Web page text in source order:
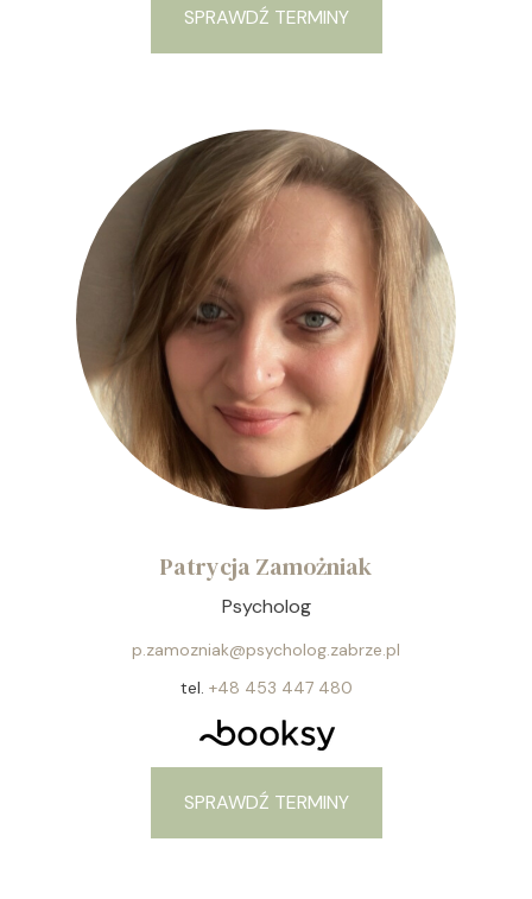
SPRAWDŹ TERMINY
SPRAWDŹ TERMINY
Patrycja Zamożniak
Psycholog
p.zamozniak@psycholog.zabrze.pl
tel. +48 453 447 480